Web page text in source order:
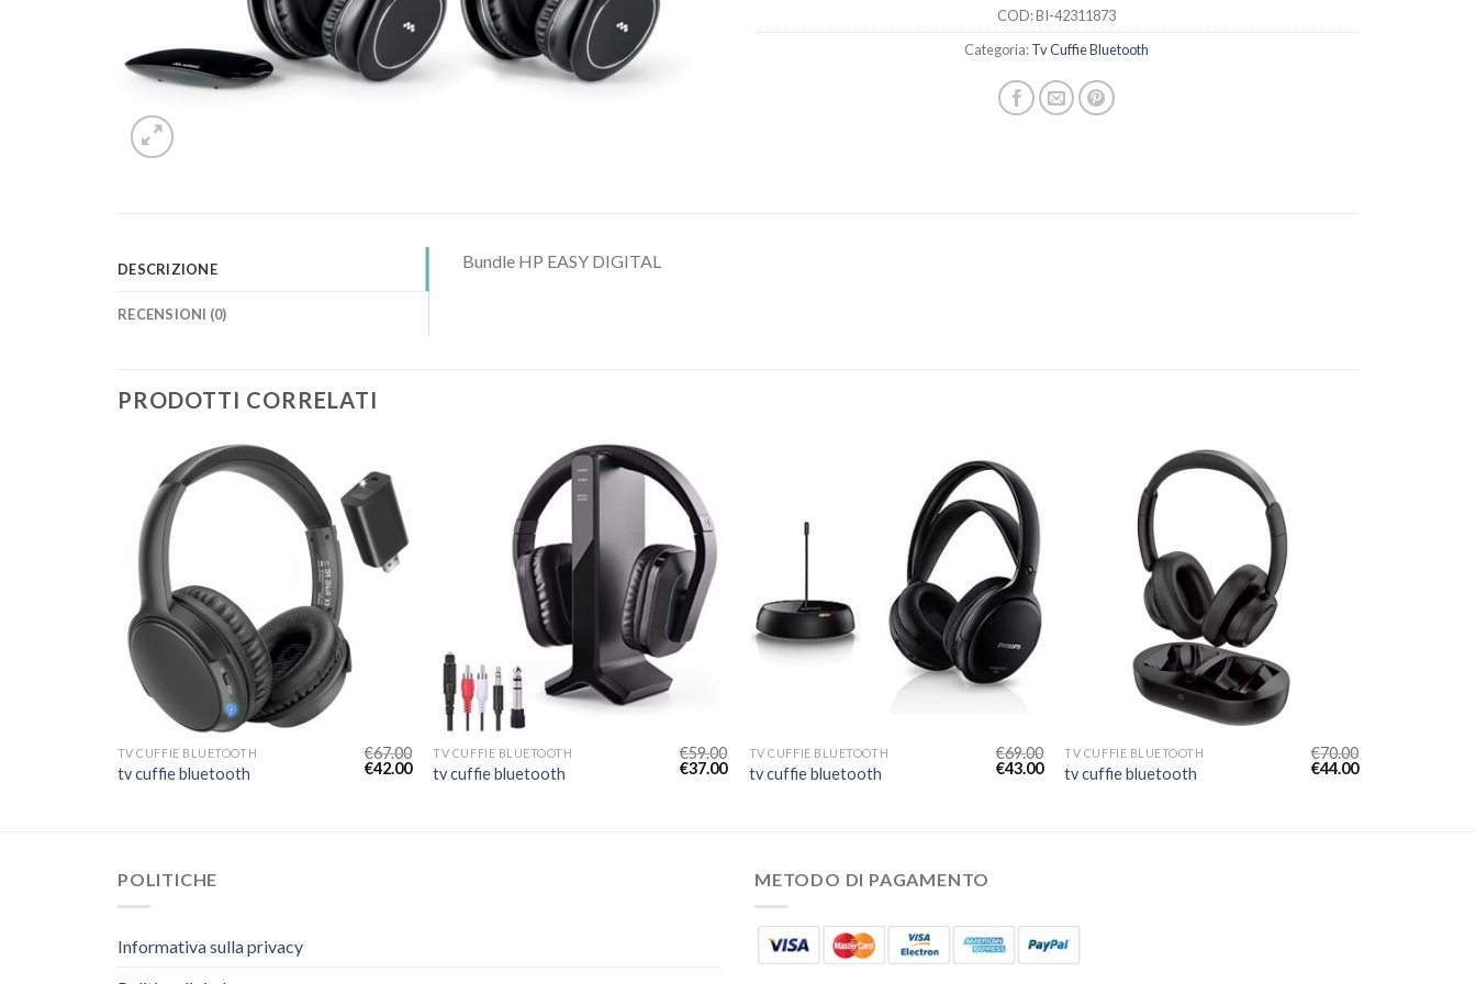
COD:BI-42311873
Categoria:Tv Cuffie Bluetooth
DESCRIZIONE
RECENSIONI (0)
Bundle HP EASY DIGITAL
PRODOTTI CORRELATI
TV CUFFIE BLUETOOTH
tv cuffie bluetooth
€67.00
€42.00
TV CUFFIE BLUETOOTH
tv cuffie bluetooth
€59.00
€37.00
TV CUFFIE BLUETOOTH
tv cuffie bluetooth
€69.00
€43.00
TV CUFFIE BLUETOOTH
tv cuffie bluetooth
€70.00
€44.00
POLITICHE
Informativa sulla privacy
METODO DI PAGAMENTO